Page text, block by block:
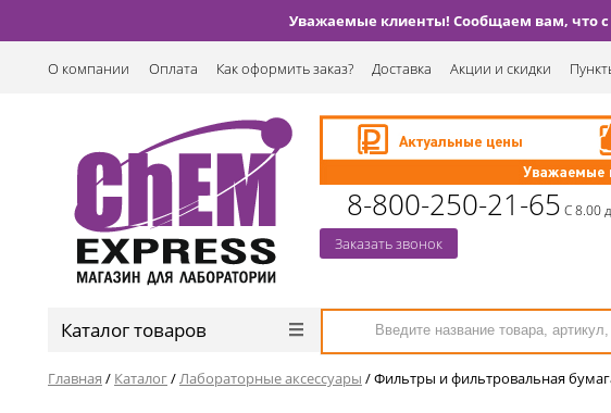
Уважаемые клиенты! Сообщаем вам, что с
О компании Оплата Как оформить заказ? Доставка Акции и скидки
8-800-250-21-65 С 8.00
Заказать звонок
Каталог товаров
Главная / Каталог/Лабораторные аксессуары /Фильтры и фильтровальная